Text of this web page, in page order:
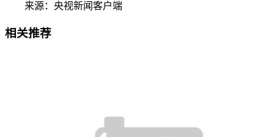
来源：央视新闻客户端
相关推荐